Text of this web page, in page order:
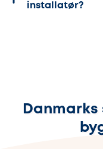
installatør?